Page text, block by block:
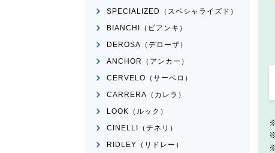
SPECIALIZED（スペシャライズド）
BIANCHI（ビアンキ）
DEROSA（デローザ）
ANCHOR（アンカー）
CERVELO（サーベロ）
CARRERA（カレラ）
LOOK（ルック）
CINELLI（チネリ）
RIDLEY（リドレー）